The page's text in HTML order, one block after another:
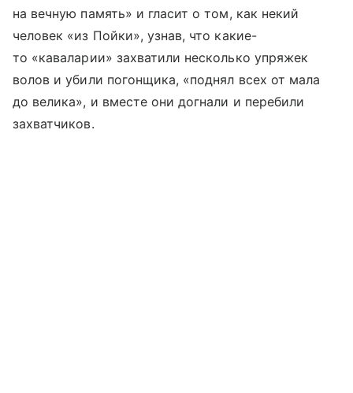
на вечную память» и гласит о том, как некий
человек «из Пойки», узнав, что какие-
то «каваларии» захватили несколько упряжек
волов и убили погонщика, «поднял всех от мала
до велика», и вместе они догнали и перебили
захватчиков.